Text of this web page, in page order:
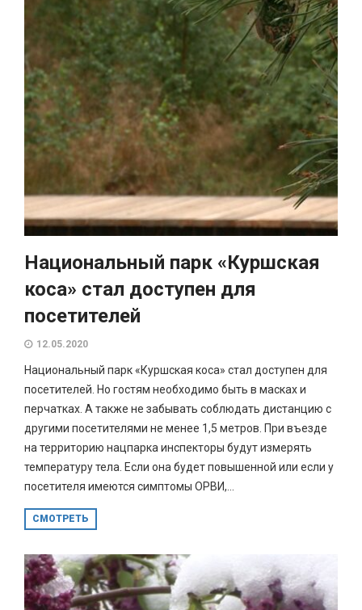
Национальный парк «Куршская
коса» стал доступен для
посетителей
12.05.2020
Национальный парк «Куршская коса» стал доступен для
посетителей. Но гостям необходимо быть в масках и
перчатках. А также не забывать соблюдать дистанцию с
другими посетителями не менее 1,5 метров. При въезде
на территорию нацпарка инспекторы будут измерять
температуру тела. Если она будет повышенной или если у
посетителя имеются симптомы ОРВИ,...
СМОТРЕТЬ